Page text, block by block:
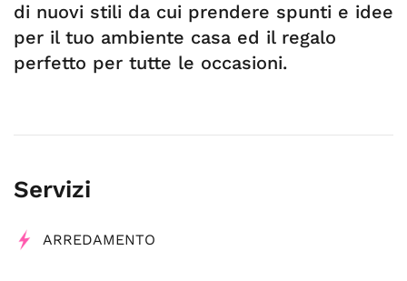
di nuovi stili da cui prendere spunti e idee
per il tuo ambiente casa ed il regalo
perfetto per tutte le occasioni.
Servizi
ARREDAMENTO